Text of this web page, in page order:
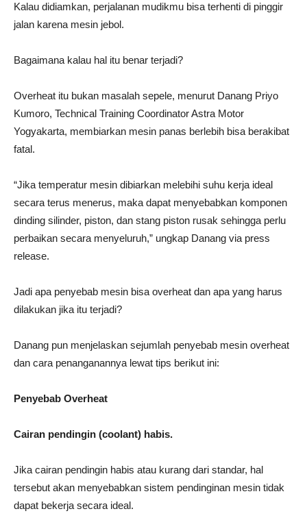
Kalau didiamkan, perjalanan mudikmu bisa terhenti di pinggir
jalan karena mesin jebol.
Bagaimana kalau hal itu benar terjadi?
Overheat itu bukan masalah sepele, menurut Danang Priyo
Kumoro, Technical Training Coordinator Astra Motor
Yogyakarta, membiarkan mesin panas berlebih bisa berakibat
fatal.
“Jika temperatur mesin dibiarkan melebihi suhu kerja ideal
secara terus menerus, maka dapat menyebabkan komponen
dinding silinder, piston, dan stang piston rusak sehingga perlu
perbaikan secara menyeluruh,” ungkap Danang via press
release.
Jadi apa penyebab mesin bisa overheat dan apa yang harus
dilakukan jika itu terjadi?
Danang pun menjelaskan sejumlah penyebab mesin overheat
dan cara penanganannya lewat tips berikut ini:
Penyebab Overheat
Cairan pendingin (coolant) habis.
Jika cairan pendingin habis atau kurang dari standar, hal
tersebut akan menyebabkan sistem pendinginan mesin tidak
dapat bekerja secara ideal.